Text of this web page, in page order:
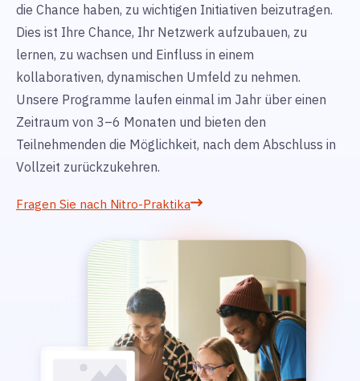
die Chance haben, zu wichtigen Initiativen beizutragen.
Dies ist Ihre Chance, Ihr Netzwerk aufzubauen, zu
lernen, zu wachsen und Einfluss in einem
kollaborativen, dynamischen Umfeld zu nehmen.
Unsere Programme laufen einmal im Jahr über einen
Zeitraum von 3–6 Monaten und bieten den
Teilnehmenden die Möglichkeit, nach dem Abschluss in
Vollzeit zurückzukehren.
Fragen Sie nach Nitro-Praktika